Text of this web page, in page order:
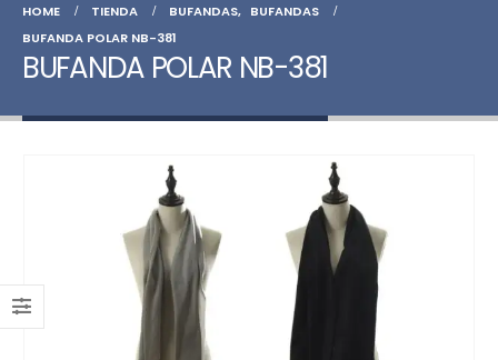
HOME TIENDA BUFANDAS, BUFANDAS
BUFANDA POLAR NB-381
BUFANDA POLAR NB-381